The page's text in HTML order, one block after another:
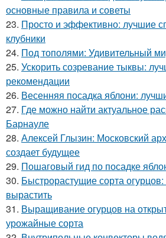
основные правила и советы
23. Просто и эффективно: лучшие
клубники
24. Под тополями: Удивительный
25. Ускорить созревание тыквы:
рекомендации
26. Весенняя посадка яблони:
27. Где можно найти актуальное
Барнауле
28. Алексей Глызин: Московский
создает будущее
29. Пошаговый гид по посадке
30. Быстрорастущие сорта
вырастить
31. Выращивание огурцов на
урожайные сорта